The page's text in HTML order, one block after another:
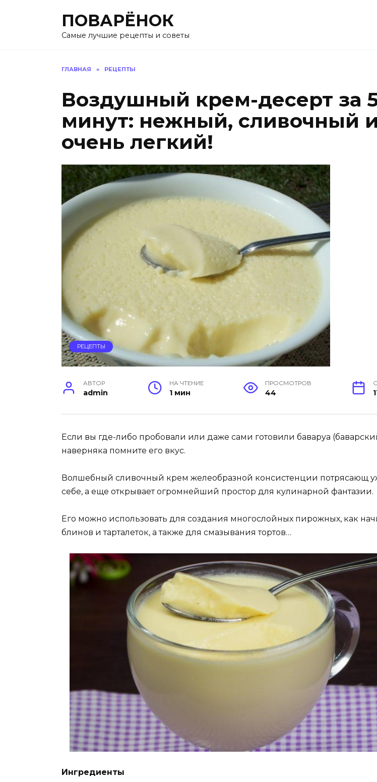
ПОВАРЁНОК
Самые лучшие рецепты и советы
ГЛАВНАЯ » РЕЦЕПТЫ
Воздушный крем-десерт за
минут: нежный, сливочный и
очень легкий!
РЕЦЕПТЫ
АВТОР
admin
НА ЧТЕНИЕ
1 мин
ПРОСМОТРОВ
44
Если вы где-либо пробовали или даже сами готовили баваруа
наверняка помните его вкус.
Волшебный сливочный крем желеобразной консистенции потрясающ
себе, а еще открывает огромнейший простор для кулинарной фантазии.
Его можно использовать для создания многослойных пирожных, как
блинов и тарталеток, а также для смазывания тортов…
Ингредиенты